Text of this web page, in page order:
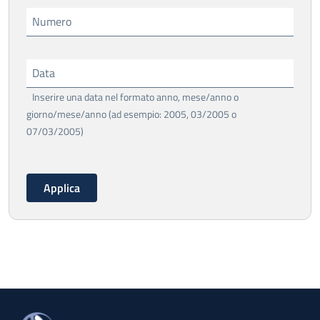
Numero
Data
Inserire una data nel formato anno, mese/anno o
giorno/mese/anno (ad esempio: 2005, 03/2005 o
07/03/2005)